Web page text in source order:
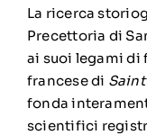
La ricerca
Precettoria di
ai suoi legami di
francese di
fonda
scientifici